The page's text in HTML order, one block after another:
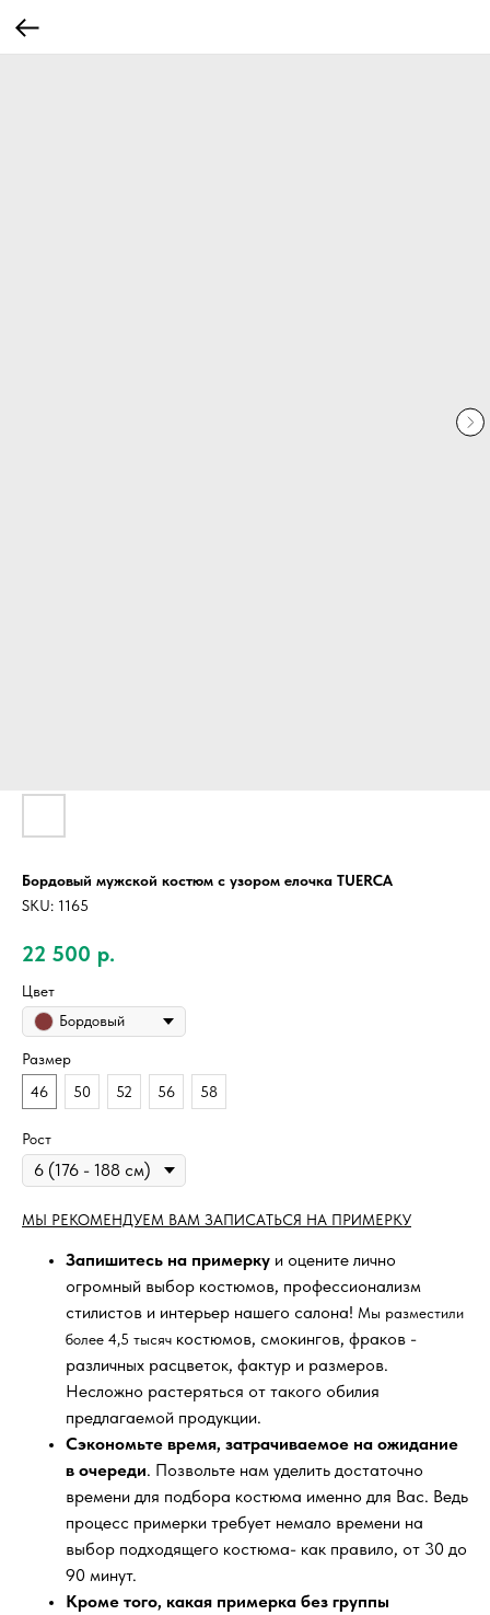
Бордовый мужской костюм с узором елочка TUERCA
SKU: 1165
22 500 р.
Цвет
Бордовый
Размер
46
50 52 56 58
Рост
МЫ РЕКОМЕНДУЕМ ВАМ ЗАПИСАТЬСЯ НА ПРИМЕРКУ
Запишитесь на примерку и оцените лично
огромный выбор костюмов, профессионализм
стилистов и интерьер нашего салона! Мы разместили
более 4,5 тысяч костюмов, смокингов, фраков -
различных расцветок, фактур и размеров.
Несложно растеряться от такого обилия
предлагаемой продукции.
Сэкономьте время, затрачиваемое на ожидание
в очереди. Позвольте нам уделить достаточно
времени для подбора костюма именно для Вас. Ведь
процесс примерки требует немало времени на
выбор подходящего костюма- как правило, от 30 до
90 минут.
Кроме того, какая примерка без группы